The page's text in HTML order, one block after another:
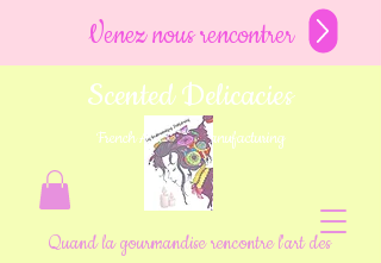
Venez nous rencontrer
Scented Delicacies
French Artisanal Manufacturing
Quand la gourmandise rencontre l'art des